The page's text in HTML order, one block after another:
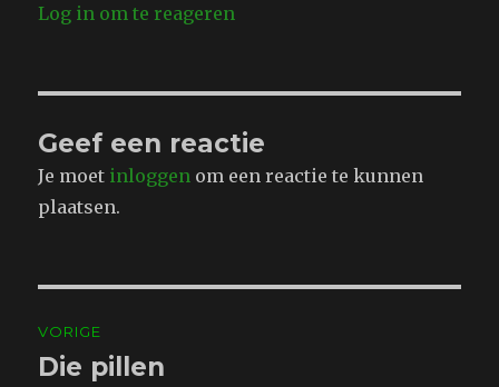
Log in om te reageren
Geef een reactie
Je moet inloggen om een reactie te kunnen
plaatsen.
navigatie
VORIGE
Vorig
Die pillen